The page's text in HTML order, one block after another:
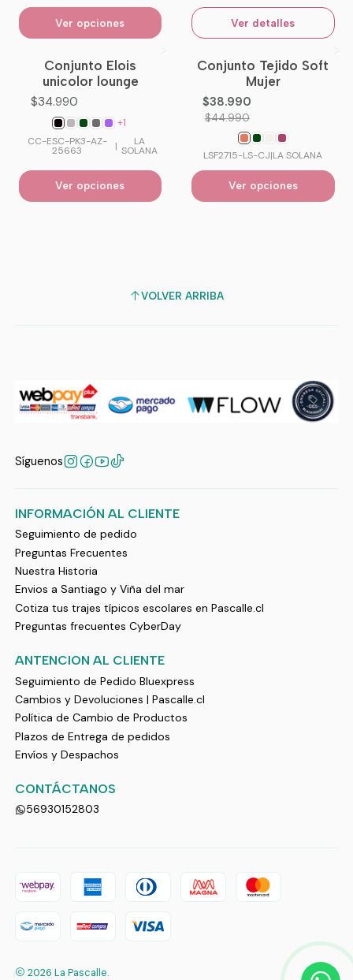
Ver opciones Ver detalles
Conjunto Elois
unicolor lounge
$34.990
+1
CC-ESC-PK3-AZ-
25663 | LA
SOLANA
Ver opciones
-13%OFF
Conjunto Tejido Soft
Mujer
$38.990
$44.990
LSF2715-LS-CJ|LA SOLANA
Ver opciones
VOLVER ARRIBA
Síguenos
INFORMACIÓN AL CLIENTE
Seguimiento de pedido
Preguntas Frecuentes
Nuestra Historia
Envios a Santiago y Viña del mar
Cotiza tus trajes típicos escolares en Pascalle.cl
Preguntas frecuentes CyberDay
ANTENCION AL CLIENTE
Seguimiento de Pedido Bluexpress
Cambios y Devoluciones | Pascalle.cl
Política de Cambio de Productos
Plazos de Entrega de pedidos
Envíos y Despachos
CONTÁCTANOS
56930152803
2026 La Pascalle.